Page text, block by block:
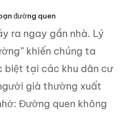
đường quen
ra ngay gần nhà. Lý
khiến chúng ta
biệt tại các khu dân cư
già thường xuất
Đường quen không